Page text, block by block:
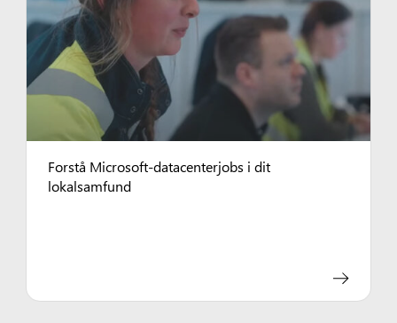
Forstå Microsoft-datacenterjobs i dit
lokalsamfund